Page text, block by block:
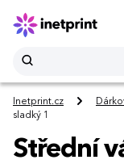
Inetprint.cz
sladký 1
Střední